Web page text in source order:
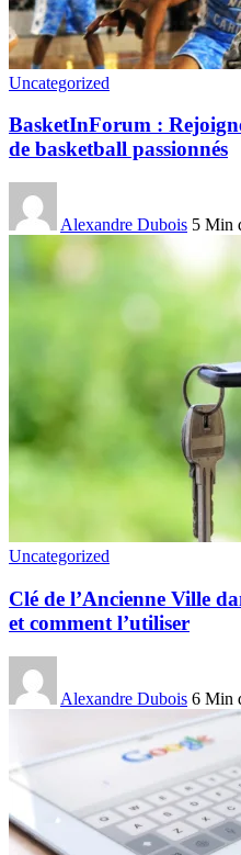
Uncategorized
BasketInForum :
de basketball passionnés
Alexandre Dubois 5 Min
Uncategorized
Clé de l’Ancienne Ville
et comment l’utiliser
Alexandre Dubois 6 Min